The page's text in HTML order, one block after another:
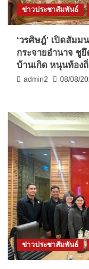
ข่าวประชาสัมพันธ์
‘วรศิษฎ์’ เปิดสัม
กระจายอำนาจ ชู
บ้านเกิด หนุนท้อง
admin2 08/08/
ข่าวประชาสัมพันธ์